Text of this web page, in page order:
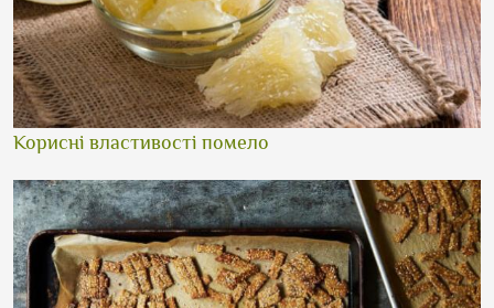
Корисні властивості помело